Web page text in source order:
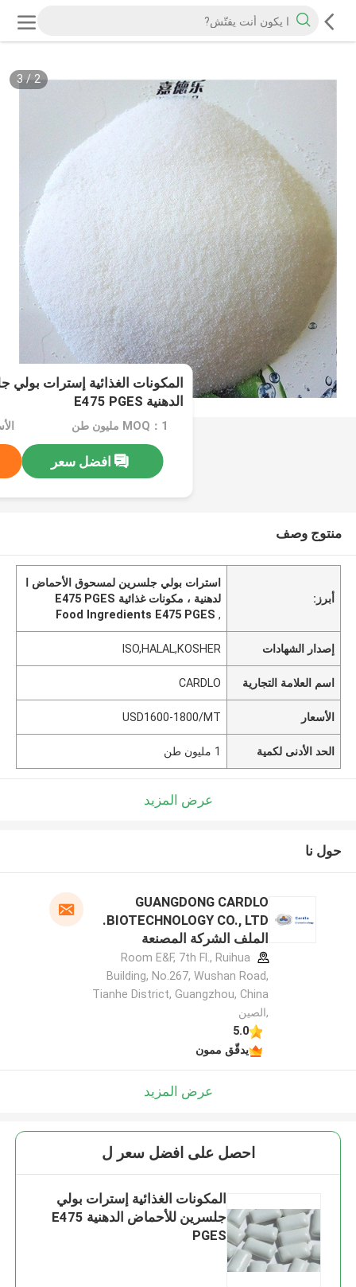
2
/
3
المكونات الغذائية إسترات
الدهنية E475 PGES
MOQ：1 مليون طن
افضل سعر
منتوج وصف
أبرز:
استرات بولي جلسرين لمسحوق الأحماض ا
لدهنية ، مكونات غذائية E475 PGES
,
Food Ingredients E475 PGES
إصدار الشهادات ISO,HALAL,KOSHER
اسم العلامة التجارية CARDLO
الأسعار USD1600-1800/MT
الحد الأدنى لكمية 1 مليون طن
عرض المزيد
حول نا
GUANGDONG CARDLO
BIOTECHNOLOGY CO., LTD.
الملف الشركة المصنعة
Room E&F, 7th Fl., Ruihua
Building, No.267, Wushan Road,
Tianhe District, Guangzhou, China
,الصين
5.0
يدقّق ممون
عرض المزيد
احصل على افضل سعر ل
المكونات الغذائية إسترات بولي
جلسرين للأحماض الدهنية E475
PGES